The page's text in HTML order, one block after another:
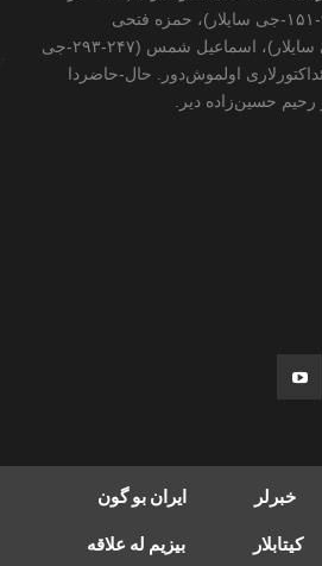
سایلار)، احمد موسوی (۹۸-۱۵۱-جی سایلار)، حمزه فتحی
خوشگینابی (۱۵۲-۲۴۶-جی سایلار)، اسماعیل شمس (۲۴۷-۲۹۳-جی
اولموش‌دور. حال-حاضردا
رحیم حسین‌زاده ‌دیر.
خبرلر ایران بو گون
کیتابلار بیزیم له علاقه